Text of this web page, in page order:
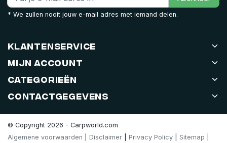
* We zullen nooit jouw e-mail adres met iemand delen.
Klantenservice
Mijn account
Categorieën
Contactgegevens
© Copyright 2026 - Carpworld.com
Algemene voorwaarden
Disclaimer Privacy Policy Sitemap